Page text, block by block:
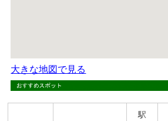
大きな地図で見る
駅